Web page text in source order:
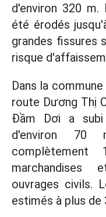
d'environ 320
été érodés
grandes fissures
risque
Dans la
route Dương Thị
Đầm Dơi a
d'environ 70
marchandises
ouvrages civils.
estimés à plus de